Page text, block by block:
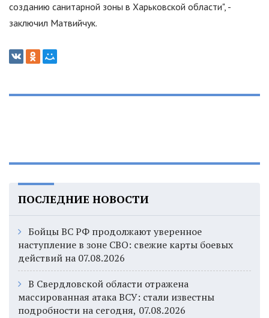
созданию санитарной зоны в Харьковской области", -
заключил Матвийчук.
ПОСЛЕДНИЕ НОВОСТИ
Бойцы ВС РФ продолжают уверенное
наступление в зоне СВО: свежие карты боевых
действий на 07.08.2026
В Свердловской области отражена
массированная атака ВСУ: стали известны
подробности на сегодня, 07.08.2026